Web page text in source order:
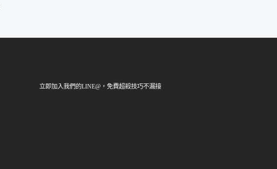
立即加入我們的LINE@，免費超殺技巧不漏接